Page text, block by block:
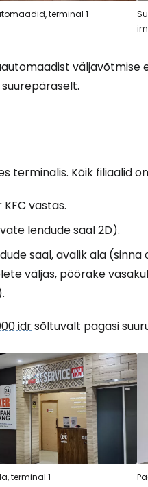
terminal 1
väljavõtmise
terminalis. Kõik filiaalid
vastas.
lendude saal 2D).
saal, avalik ala
väljas, pöörake
idrsõltuvalt pagasi
terminal 1
Jätkake e-